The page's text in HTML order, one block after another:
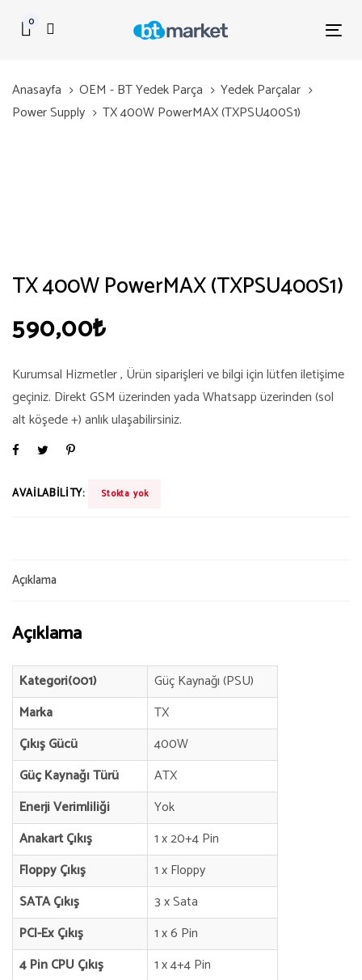
Skip
0
Anasayfa
OEM - BT Yedek Parça
Yedek Parçalar
Power Supply
TX 400W PowerMAX (TXPSU400S1)
TX 400W PowerMAX (TXPSU400S1)
590,00₺
Kurumsal Hizmetler , Ürün siparişleri ve bilgi için lütfen iletişime
geçiniz. Direkt GSM üzerinden yada Whatsapp üzerinden (sol
alt köşede +) anlık ulaşabilirsiniz.
AVAILABILITY: Stokta yok
Açıklama
Açıklama
Kategori(001)
Güç Kaynağı (PSU)
Marka
TX
Çıkış Gücü
400W
Güç Kaynağı Türü
ATX
Enerji Verimliliği
Yok
Anakart Çıkış
1 x 20+4 Pin
Floppy Çıkış
1 x Floppy
SATA Çıkış
3 x Sata
PCI-Ex Çıkış
1 x 6 Pin
4 Pin CPU Çıkış
1 x 4+4 Pin